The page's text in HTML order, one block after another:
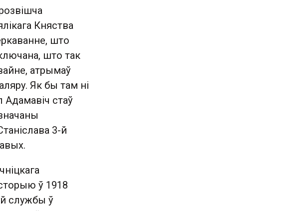
Княства
што
што так
атрымаў
Як бы там ні
стаў
3-й
ў 1918
службы ў